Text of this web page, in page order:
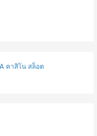
คาสิโน สล็อต